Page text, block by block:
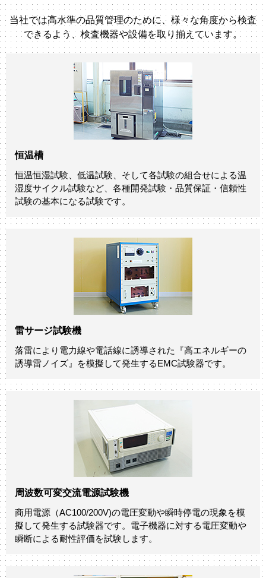
当社では高水準の品質管理のために、様々な角度から検査
できるよう、検査機器や設備を取り揃えています。
恒温槽
恒温恒湿試験、低温試験、そして各試験の組合せによる温
湿度サイクル試験など、各種開発試験・品質保証・信頼性
試験の基本になる試験です。
雷サージ試験機
落雷により電力線や電話線に誘導された『高エネルギーの
誘導雷ノイズ』を模擬して発生するEMC試験器です。
周波数可変交流電源試験機
商用電源（AC100/200V)の電圧変動や瞬時停電の現象を模
擬して発生する試験器です。電子機器に対する電圧変動や
瞬断による耐性評価を試験します。